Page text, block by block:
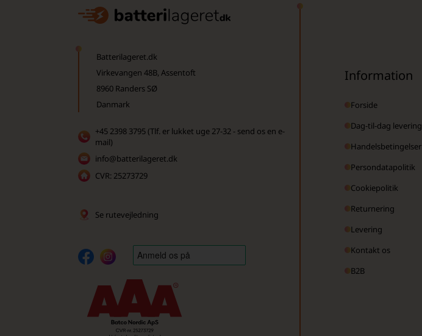
Batterilageret.dk
Virkevangen 48B, Assentoft
8960 Randers SØ
Danmark
+45 2398 3795 (Tlf. er lukket uge 27-32 - send os en e-
mail)
info@batterilageret.dk
CVR: 25273729
Se rutevejledning
Information
Forside
Dag-til-dag levering
Handelsbetingelser
Persondatapolitik
Cookiepolitik
Returnering
Levering
Kontakt os
B2B